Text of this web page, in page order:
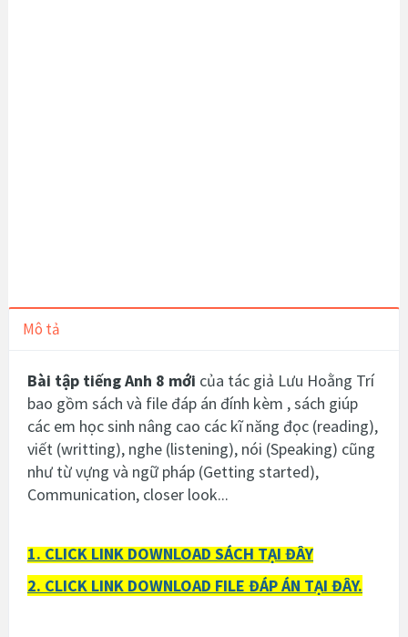
Mô tả
Bài tập tiếng Anh 8 mới của tác giả Lưu Hoằng Trí
bao gồm sách và file đáp án đính kèm , sách giúp
các em học sinh nâng cao các kĩ năng đọc (reading),
viết (writting), nghe (listening), nói (Speaking) cũng
như từ vựng và ngữ pháp (Getting started),
Communication, closer look...
1. CLICK LINK DOWNLOAD SÁCH TẠI ĐÂY
2. CLICK LINK DOWNLOAD FILE ĐÁP ÁN TẠI ĐÂY.